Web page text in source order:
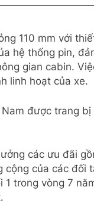
110 mm với
hệ thống pin,
gian cabin.
linh hoạt của xe.
được trang
các ưu đãi
của các đối
trong vòng 7